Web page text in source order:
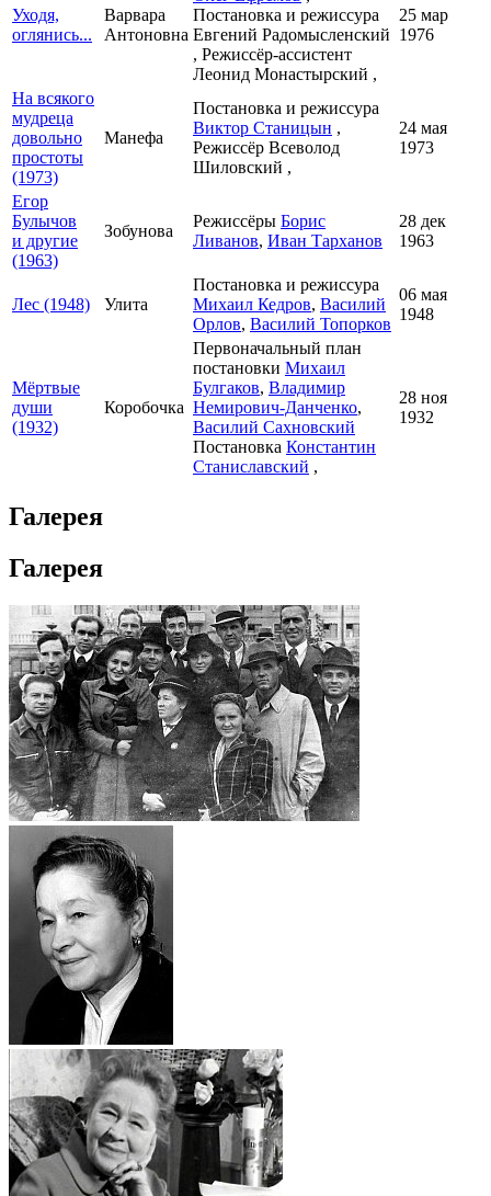
Уходя,
оглянись...
Варвара
Антоновна
Постановка и режиссура
Евгений Радомысленский
, Режиссёр-ассистент
Леонид Монастырский ,
25 мар
1976
На всякого
мудреца
довольно
простоты
(1973)
Манефа
Постановка и режиссура
Виктор Станицын ,
Режиссёр Всеволод
Шиловский ,
24 мая
1973
Егор
Булычов
и другие
(1963)
Зобунова
Режиссёры Борис
Ливанов, Иван Тарханов
28 дек
1963
Лес (1948) Улита
Постановка и режиссура
Михаил Кедров, Василий
Орлов, Василий Топорков
06 мая
1948
Мёртвые
души
(1932)
Коробочка
Первоначальный план
постановки Михаил
Булгаков, Владимир
Немирович-Данченко,
Василий Сахновский
Постановка Константин
Станиславский ,
28 ноя
1932
Галерея
Галерея